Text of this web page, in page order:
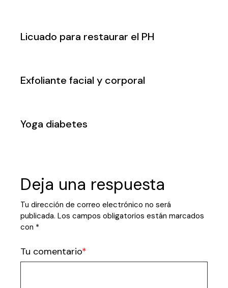
Licuado para restaurar el PH
Exfoliante facial y corporal
Yoga diabetes
Deja una respuesta
Tu dirección de correo electrónico no será
publicada. Los campos obligatorios están marcados
con *
Tu comentario